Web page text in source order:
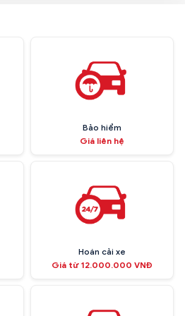
Bảo hiểm
Giá liên hệ
Hoán cải xe
Giá từ 12.000.000 VNĐ